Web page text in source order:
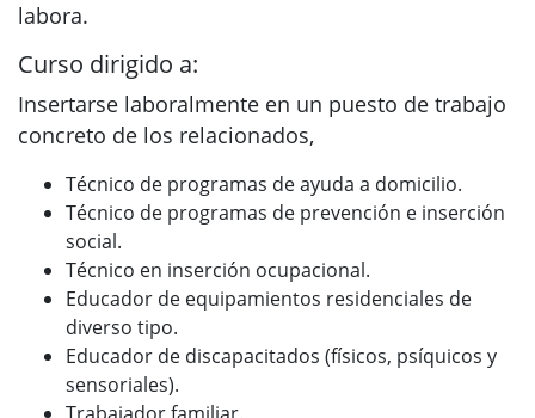
labora.
Curso dirigido a:
Insertarse laboralmente en un puesto de trabajo
concreto de los relacionados,
Técnico de programas de ayuda a domicilio.
Técnico de programas de prevención e inserción
social.
Técnico en inserción ocupacional.
Educador de equipamientos residenciales de
diverso tipo.
Educador de discapacitados (físicos, psíquicos y
sensoriales).